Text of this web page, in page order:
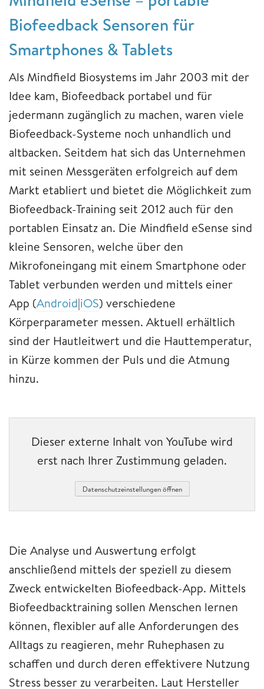
Biofeedback Sensoren für
Smartphones & Tablets
Als Mindfield Biosystems im Jahr 2003 mit der
Idee kam, Biofeedback portabel und für
jedermann zugänglich zu machen, waren viele
Biofeedback-Systeme noch unhandlich und
altbacken. Seitdem hat sich das Unternehmen
mit seinen Messgeräten erfolgreich auf dem
Markt etabliert und bietet die Möglichkeit zum
Biofeedback-Training seit 2012 auch für den
portablen Einsatz an. Die Mindfield eSense sind
kleine Sensoren, welche über den
Mikrofoneingang mit einem Smartphone oder
Tablet verbunden werden und mittels einer
App (Android|iOS) verschiedene
Körperparameter messen. Aktuell erhältlich
sind der Hautleitwert und die Hauttemperatur,
in Kürze kommen der Puls und die Atmung
hinzu.
Dieser externe Inhalt von YouTube wird
erst nach Ihrer Zustimmung geladen.
Datenschutzeinstellungen öffnen
Die Analyse und Auswertung erfolgt
anschließend mittels der speziell zu diesem
Zweck entwickelten Biofeedback-App. Mittels
Biofeedbacktraining sollen Menschen lernen
können, flexibler auf alle Anforderungen des
Alltags zu reagieren, mehr Ruhephasen zu
schaffen und durch deren effektivere Nutzung
Stress besser zu verarbeiten. Laut Hersteller